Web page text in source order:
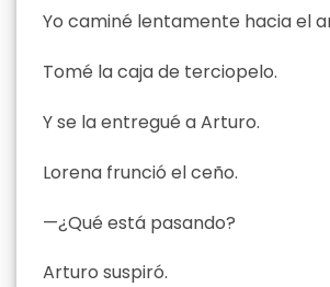
Yo caminé lentamente hacia el
Tomé la caja de terciopelo.
Y se la entregué a Arturo.
Lorena frunció el ceño.
—¿Qué está pasando?
Arturo suspiró.